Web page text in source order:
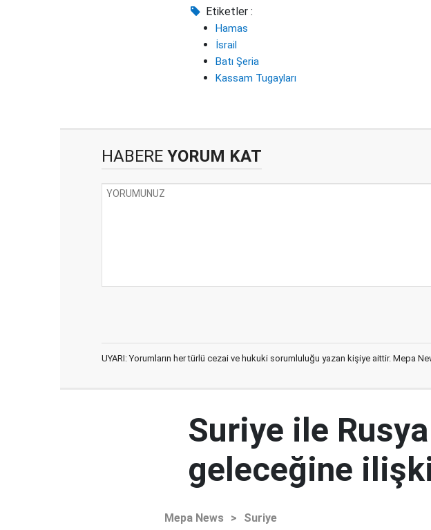
Etiketler :
Hamas
İsrail
Batı Şeria
Kassam Tugayları
HABERE YORUM KAT
UYARI: Yorumların her türlü cezai ve hukuki sorumluluğu yazan kişiye aittir. Mepa
Suriye ile
geleceğine
Mepa News > Suriye